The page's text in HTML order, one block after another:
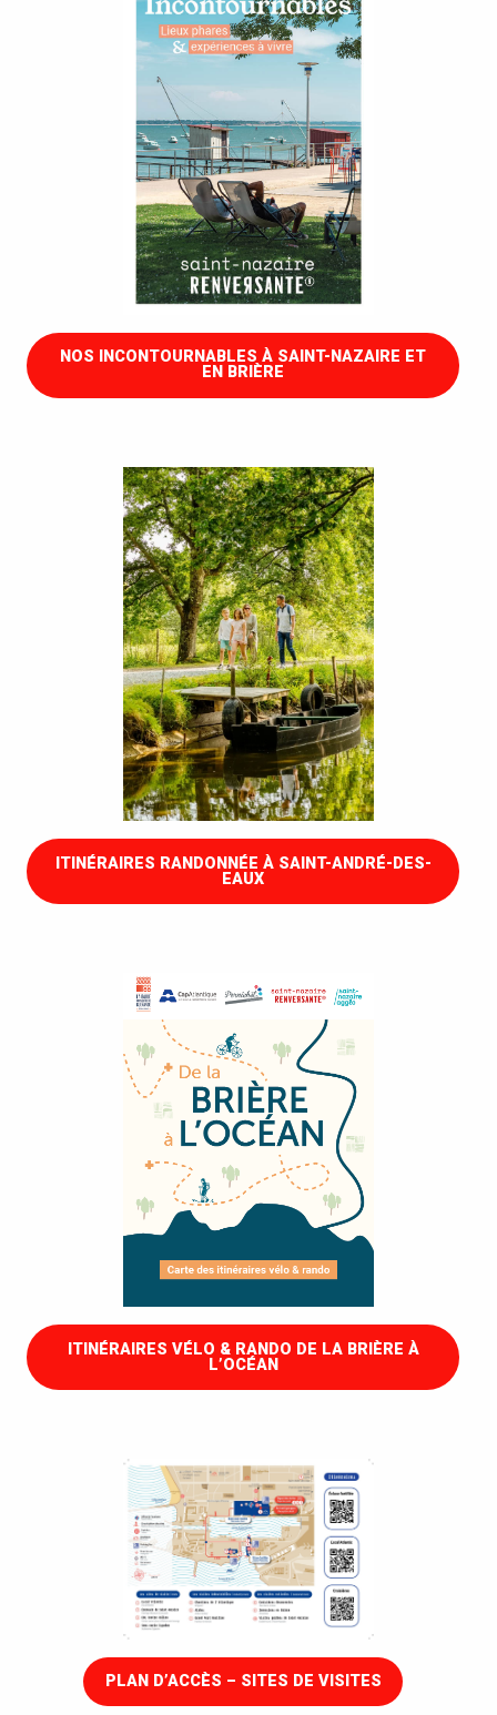
NOS INCONTOURNABLES À SAINT-NAZAIRE ET
EN BRIÈRE
ITINÉRAIRES RANDONNÉE À SAINT-ANDRÉ-DES-
EAUX
ITINÉRAIRES VÉLO & RANDO DE LA BRIÈRE À
L’OCÉAN
PLAN D’ACCÈS – SITES DE VISITES